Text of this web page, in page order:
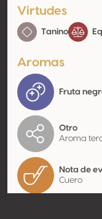
Virtudes
Tanino
Aromas
Fruta
Otro
Aroma
Nota de
Cuero